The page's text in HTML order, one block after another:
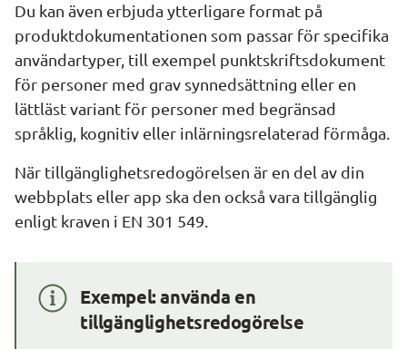
Du kan även erbjuda ytterligare format på
produktdokumentationen som passar för specifika
användartyper, till exempel punktskriftsdokument
för personer med grav synnedsättning eller en
lättläst variant för personer med begränsad
språklig, kognitiv eller inlärningsrelaterad förmåga.
När tillgänglighetsredogörelsen är en del av din
webbplats eller app ska den också vara tillgänglig
enligt kraven i EN 301 549.
Exempel: använda en
tillgänglighetsredogörelse